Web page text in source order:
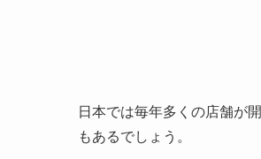
日本では毎年多くの店舗が
もあるでしょう。